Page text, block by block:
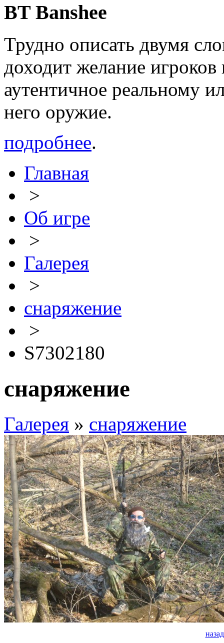
BT Banshee
Трудно описать двумя
доходит желание
аутентичное реальному
него оружие.
подробнее.
Главная
>
Об игре
>
Галерея
>
снаряжение
>
S7302180
снаряжение
Галерея » снаряжение
назад